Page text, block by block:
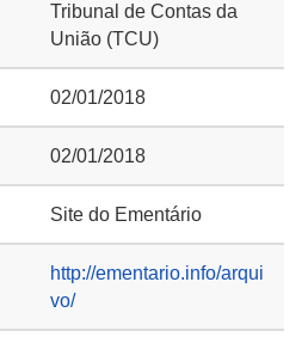
Tribunal de Contas da
União (TCU)
02/01/2018
02/01/2018
Site do Ementário
http://ementario.info/arqui
vo/